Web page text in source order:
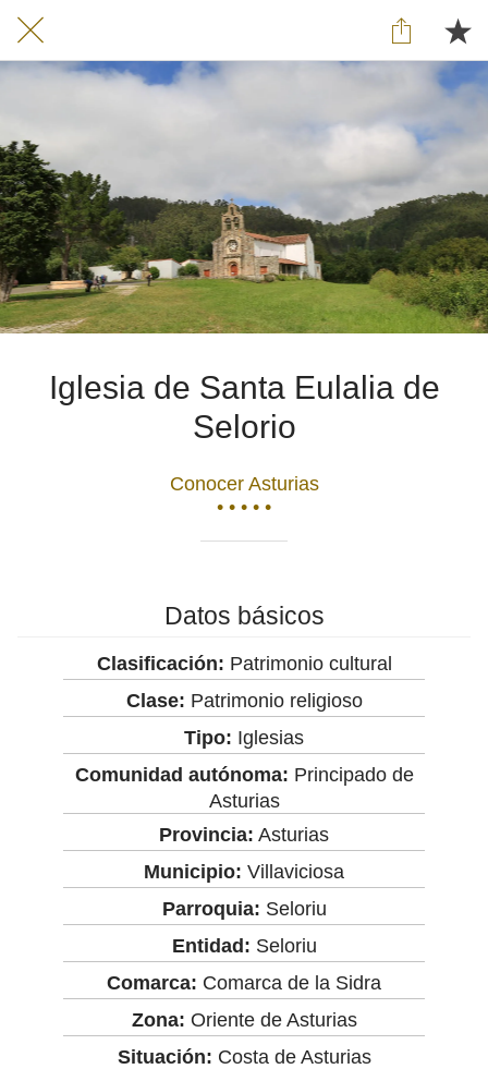
Iglesia de Santa Eulalia de
Selorio
Conocer Asturias
• • • • •
Datos básicos
Clasificación: Patrimonio cultural
Clase: Patrimonio religioso
Tipo: Iglesias
Comunidad autónoma: Principado de
Asturias
Provincia: Asturias
Municipio: Villaviciosa
Parroquia: Seloriu
Entidad: Seloriu
Comarca: Comarca de la Sidra
Zona: Oriente de Asturias
Situación: Costa de Asturias